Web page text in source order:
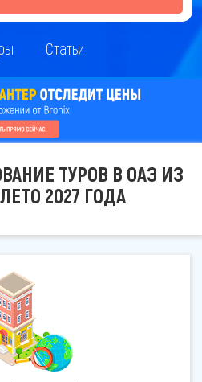
Статьи
ТУРОВ В ОАЭ ИЗ
2027 ГОДА